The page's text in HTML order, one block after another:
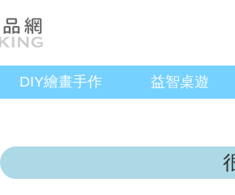
DIY繪畫手作 益智桌遊